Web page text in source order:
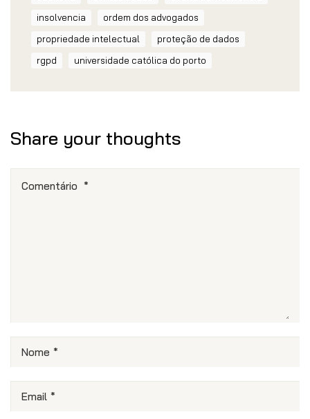
insolvencia
ordem dos advogados
propriedade intelectual
proteção de dados
rgpd
universidade católica do porto
Share your thoughts
Comentário *
Nome *
Email *